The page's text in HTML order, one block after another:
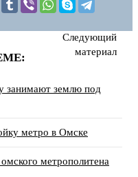
Следующий
материал
занимают землю под
метро в Омске
метрополитена